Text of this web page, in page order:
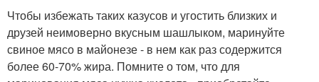
Чтобы избежать таких казусов и угостить близких и
друзей неимоверно вкусным шашлыком, маринуйте
свиное мясо в майонезе - в нем как раз содержится
более 60-70% жира. Помните о том, что для